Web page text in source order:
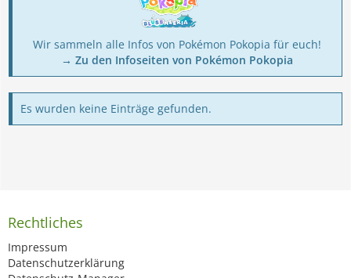
Wir sammeln alle Infos von Pokémon Pokopia für euch!
→ Zu den Infoseiten von Pokémon Pokopia
Es wurden keine Einträge gefunden.
Rechtliches
Impressum
Datenschutzerklärung